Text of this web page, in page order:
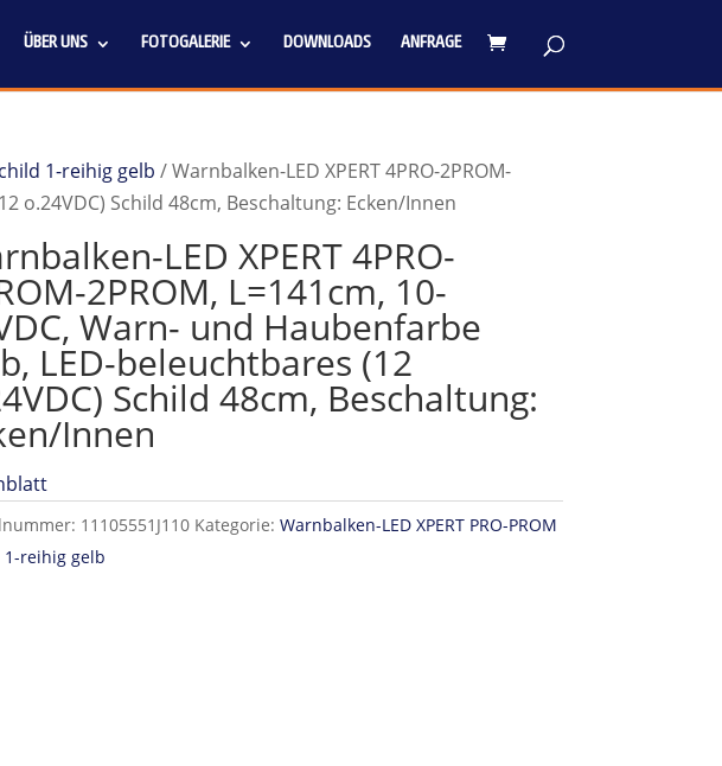
ÜBER UNS FOTOGALERIE DOWNLOADS ANFRAGE
1-reihig gelb / Warnbalken-LED XPERT 4PRO-2PROM-
o.24VDC) Schild 48cm, Beschaltung: Ecken/Innen
LED XPERT 4PRO-
2PROM, L=141cm, 10-
Warn- und Haubenfarbe
LED-beleuchtbares (12
Schild 48cm, Beschaltung:
Innen
11105551J110 Kategorie: Warnbalken-LED XPERT PRO-PROM
1-reihig gelb